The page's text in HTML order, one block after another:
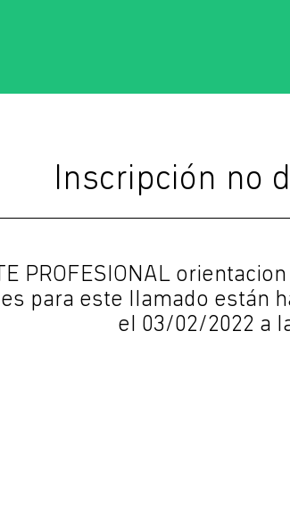
Inscripción no
PROFESIONAL
para este llamado están
el 03/02/2022 a